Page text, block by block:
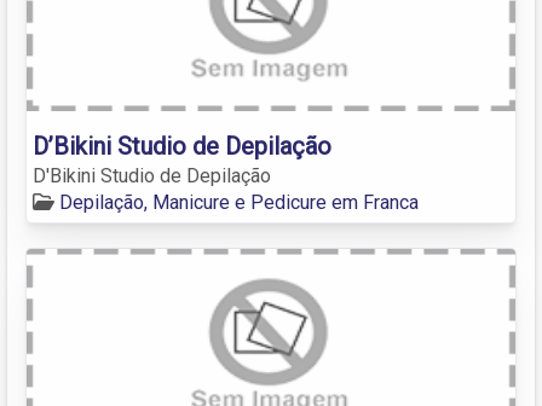
D’Bikini Studio de Depilação
D'Bikini Studio de Depilação
Depilação, Manicure e Pedicure em Franca